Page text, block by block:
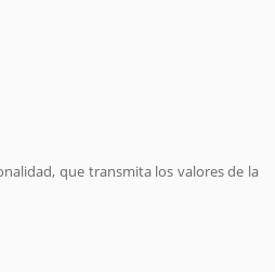
que transmita los valores de la